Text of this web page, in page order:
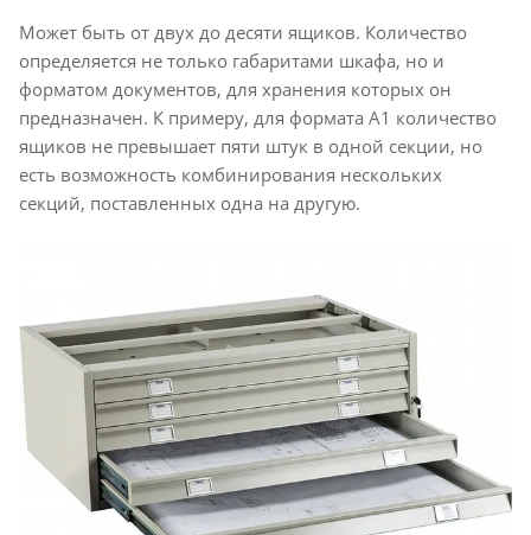
Может быть от двух до десяти ящиков. Количество
определяется не только габаритами шкафа, но и
форматом документов, для хранения которых он
предназначен. К примеру, для формата А1 количество
ящиков не превышает пяти штук в одной секции, но
есть возможность комбинирования нескольких
секций, поставленных одна на другую.